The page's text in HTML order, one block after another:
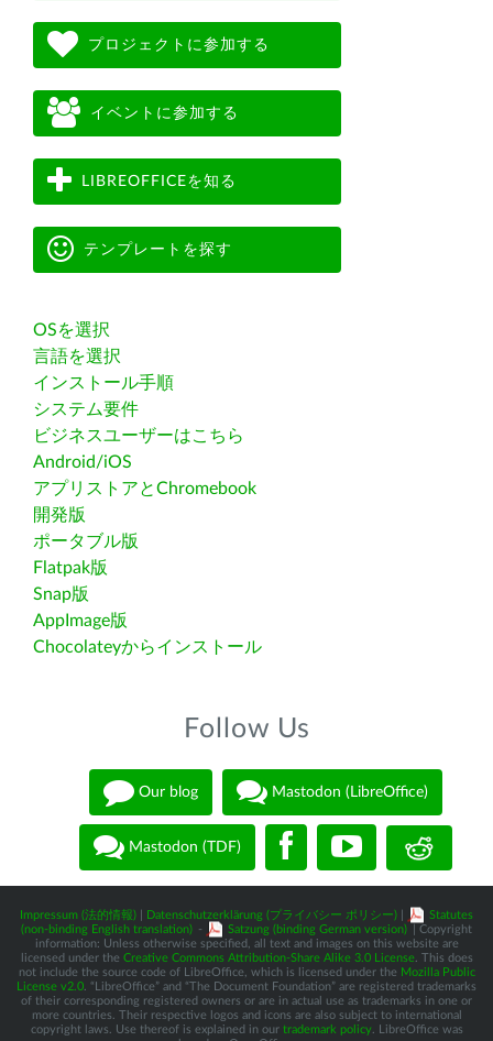
プロジェクトに参加する
イベントに参加する
LIBREOFFICEを知る
テンプレートを探す
OSを選択
言語を選択
インストール手順
システム要件
ビジネスユーザーはこちら
Android/iOS
アプリストアとChromebook
開発版
ポータブル版
Flatpak版
Snap版
AppImage版
Chocolateyからインストール
Follow Us
Our blog Mastodon (LibreOffice)
Mastodon (TDF)
Impressum (法的情報) Datenschutzerklärung (プライバシー ポリシー)
Statutes
(non-binding English translation) - Satzung (binding German version)
| Copyright
information: Unless otherwise specified, all text and images on this website are
licensed under the Creative Commons Attribution-Share Alike 3.0 License. This does
not include the source code of LibreOffice, which is licensed under the Mozilla Public
License v2.0 . “LibreOffice” and “The Document Foundation” are registered trademarks
of their corresponding registered owners or are in actual use as trademarks in one or
more countries. Their respective logos and icons are also subject to international
copyright laws. Use thereof is explained in our trademark policy. LibreOffice was